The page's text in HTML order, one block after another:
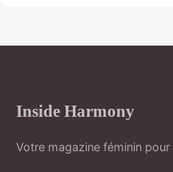
Inside Harmony
Votre magazine féminin